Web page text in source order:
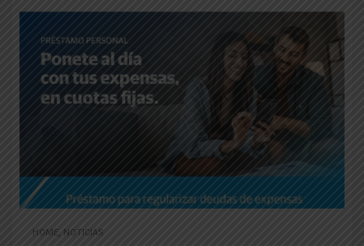
HOME, NOTICIAS